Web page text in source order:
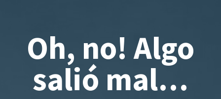
Oh, no! Algo
salió mal…